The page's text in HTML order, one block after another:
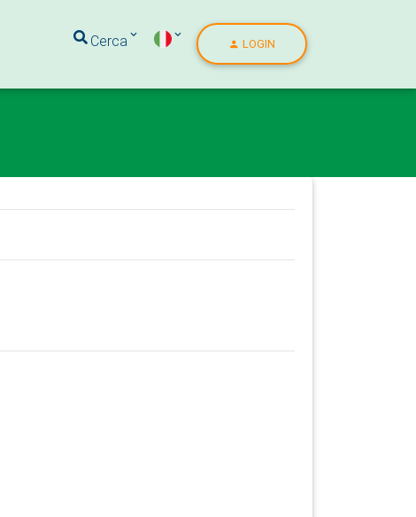
Cerca
LOGIN